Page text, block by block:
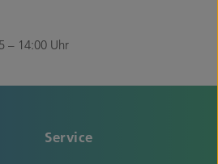
– 14:00 Uhr
Service